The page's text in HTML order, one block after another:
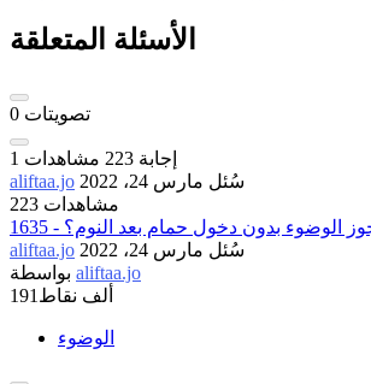
الأسئلة المتعلقة
0 تصويتات
1 إجابة 223 مشاهدات
aliftaa.jo
سُئل مارس 24، 2022
223 مشاهدات
هل يجوز الوضوء بدون دخول حمام بعد النوم؟
aliftaa.jo
سُئل مارس 24، 2022
aliftaa.jo
191ألف نقاط
الوضوء